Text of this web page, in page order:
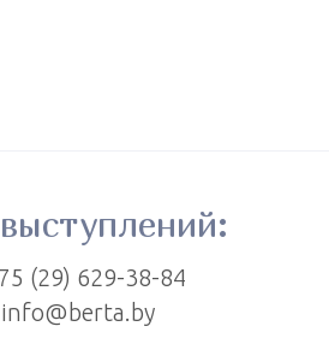
(29) 629-38-84
info@berta.by